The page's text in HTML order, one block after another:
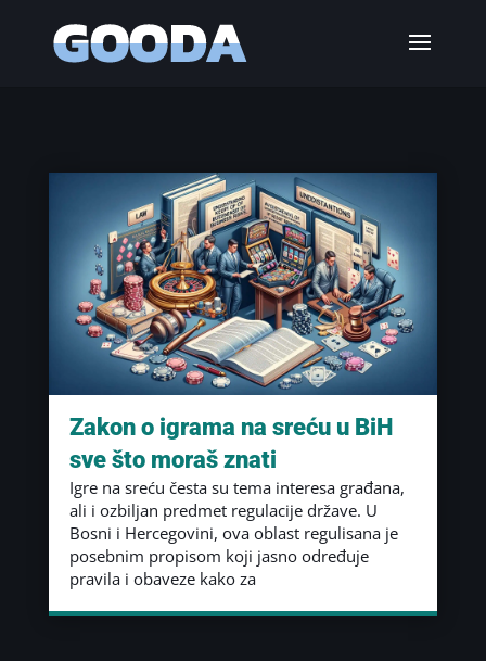
Zakon o igrama na sreću u BiH
sve što moraš znati
Igre na sreću česta su tema interesa građana,
ali i ozbiljan predmet regulacije države. U
Bosni i Hercegovini, ova oblast regulisana je
posebnim propisom koji jasno određuje
pravila i obaveze kako za